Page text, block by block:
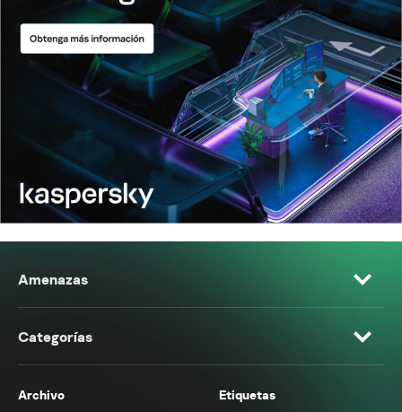
Amenazas
Categorías
Archivo
Etiquetas